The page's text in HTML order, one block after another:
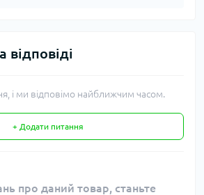
відповіді
і ми відповімо найближчим часом.
+ Додати питання
про даний товар, станьте